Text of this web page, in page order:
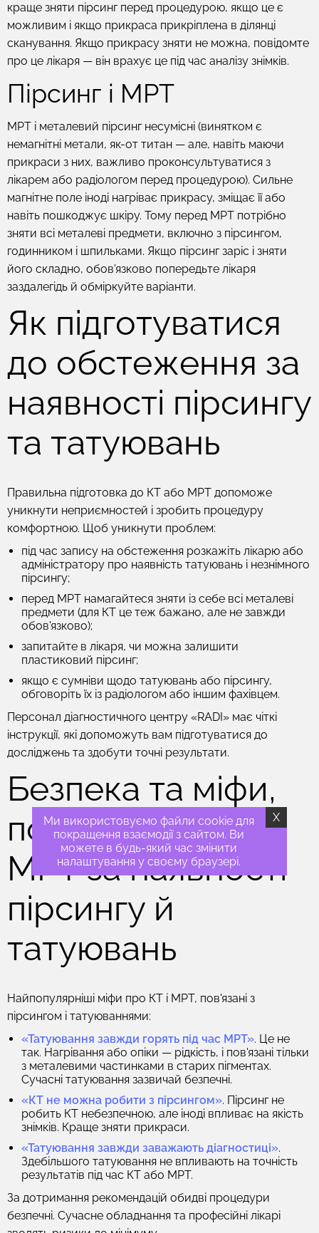
краще зняти пірсинг перед процедурою, якщо це є
можливим і якщо прикраса прикріплена в ділянці
сканування. Якщо прикрасу зняти не можна, повідомте
про це лікаря — він врахує це під час аналізу знімків.
Пірсинг і МРТ
МРТ і металевий пірсинг несумісні (винятком є
немагнітні метали, як-от титан — але, навіть маючи
прикраси з них, важливо проконсультуватися з
лікарем або радіологом перед процедурою). Сильне
магнітне поле іноді нагріває прикрасу, зміщає її або
навіть пошкоджує шкіру. Тому перед МРТ потрібно
зняти всі металеві предмети, включно з пірсингом,
годинником і шпильками. Якщо пірсинг заріс і зняти
його складно, обов'язково попередьте лікаря
заздалегідь й обміркуйте варіанти.
Як підготуватися
до обстеження за
наявності пірсингу
та татуювань
Правильна підготовка до КТ або МРТ допоможе
уникнути неприємностей і зробить процедуру
комфортною. Щоб уникнути проблем:
під час запису на обстеження розкажіть лікарю або
адміністратору про наявність татуювань і незнімного
пірсингу;
перед МРТ намагайтеся зняти із себе всі металеві
предмети (для КТ це теж бажано, але не завжди
обов'язково);
запитайте в лікаря, чи можна залишити
пластиковий пірсинг;
якщо є сумніви щодо татуювань або пірсингу,
обговоріть їх із радіологом або іншим фахівцем.
Персонал діагностичного центру «RADI» має чіткі
інструкції, які допоможуть вам підготуватися до
досліджень та здобути точні результати.
Безпека та міфи,
пов'язані з КТ і
МРТ за наявності
пірсингу й
татуювань
Найпопулярніші міфи про КТ і МРТ, пов'язані з
пірсингом і татуюваннями:
«Татуювання завжди горять під час МРТ». Це не
так. Нагрівання або опіки — рідкість, і пов'язані тільки
з металевими частинками в старих пігментах.
Сучасні татуювання зазвичай безпечні.
«КТ не можна робити з пірсингом». Пірсинг не
робить КТ небезпечною, але іноді впливає на якість
знімків. Краще зняти прикраси.
«Татуювання завжди заважають діагностиці».
Здебільшого татуювання не впливають на точність
результатів під час КТ або МРТ.
За дотримання рекомендацій обидві процедури
безпечні. Сучасне обладнання та професійні лікарі
Ми використовуємо файли cookie для
покращення взаємодії з сайтом. Ви
можете в будь-який час змінити
налаштування у своєму браузері.
X